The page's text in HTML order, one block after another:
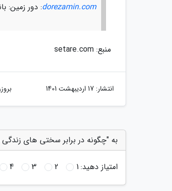
dorezamin.com: دور زمین:
منبع: setare.com
انتشار: 17 اردیبهشت 1401
به "چگونه در برابر سختی های زندگی
امتیاز دهید:1
2
3
4